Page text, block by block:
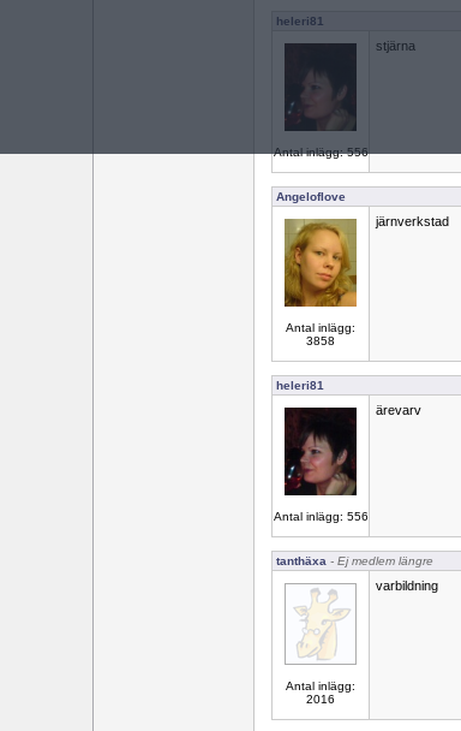
heleri81
Antal inlägg: 556
stjärna
Angeloflove
Antal inlägg:
3858
järnverkstad
heleri81
Antal inlägg: 556
ärevarv
tanthäxa - Ej medlem längre
Antal inlägg:
2016
varbildning